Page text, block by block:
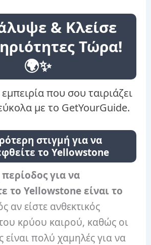
& Κλείσε
Τώρα!
🌍✨
που σου ταιριάζει
με το GetYourGuide.
στιγμή για να
το Yellowstone
για να
το Yellowstone είναι το
αν είστε ανθεκτικός
κρύου καιρού, καθώς οι
είναι πολύ χαμηλές για να